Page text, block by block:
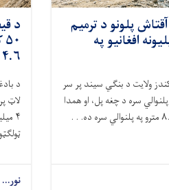
پلونو د ترمیم
د څه باندې ۱۲ میلیونه افغانیو په
ولایت د بنګي سیند پر سر
سره د چغه پل، او همدا
مترو په پلنوالي سره ده. . .
د
۴.۶ میلیارده افغانیو په ارزښت جریان لري
د
نور...